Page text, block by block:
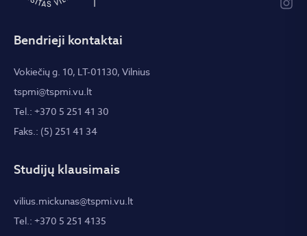
Bendrieji kontaktai
Vokiečių g. 10, LT-01130, Vilnius
tspmi@tspmi.vu.lt
Tel.: +370 5 251 41 30
Faks.: (5) 251 41 34
Studijų klausimais
vilius.mickunas@tspmi.vu.lt
Tel.: +370 5 251 4135